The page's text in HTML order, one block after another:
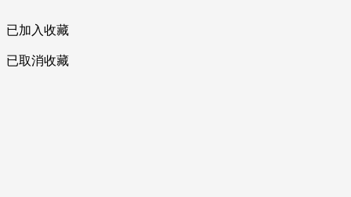
已加入收藏
已取消收藏